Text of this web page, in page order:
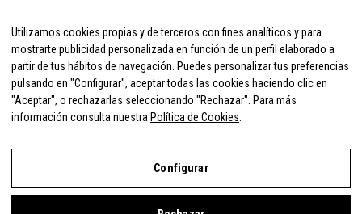
Utilizamos cookies propias y de terceros con fines analíticos y para
mostrarte publicidad personalizada en función de un perfil elaborado a
partir de tus hábitos de navegación. Puedes personalizar tus preferencias
pulsando en "Configurar", aceptar todas las cookies haciendo clic en
"Aceptar", o rechazarlas seleccionando "Rechazar". Para más
información consulta nuestra Política de Cookies
Configurar